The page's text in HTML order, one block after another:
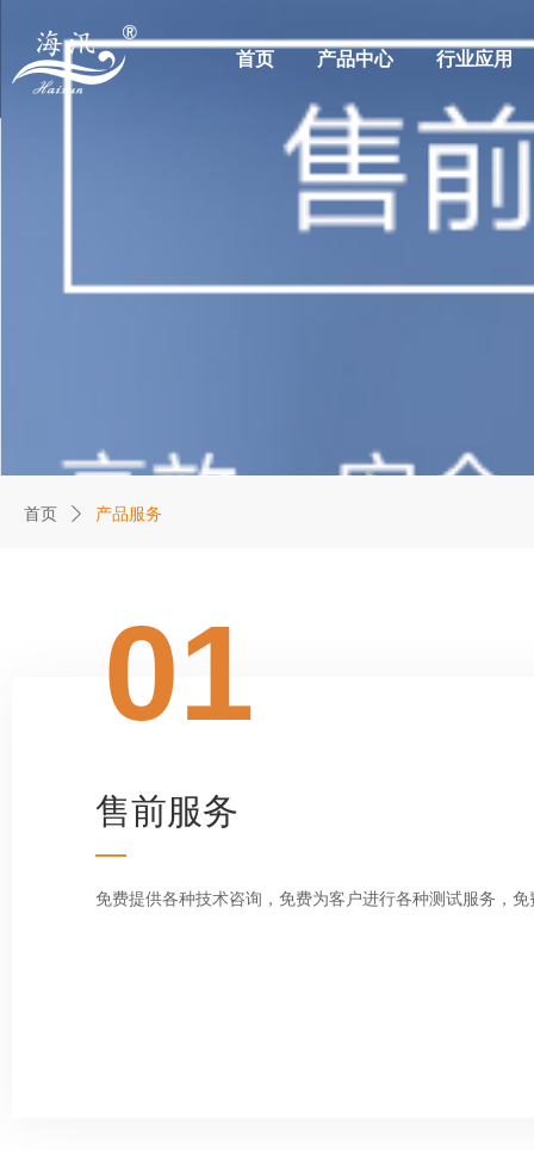
首页 产品中心 行业应用
售前服务
—
免费提供各种技术咨询，免费为客户进行各种测试服务，
01
首页 ꄲ 产品服务